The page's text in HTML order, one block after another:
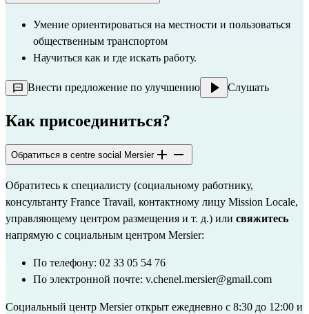
Умение ориентироваться на местности и пользоваться
общественным транспортом
Научиться как и где искать работу.
Внести предложение по улучшению Слушать
Как присоединиться?
Обратиться в centre social Mersier
Обратитесь к специалисту (социальному работнику,
консультанту France Travail, контактному лицу Mission Locale,
управляющему центром размещения и т. д.) или
напрямую с социальным центром Mersier:
По телефону: 02 33 05 54 76
По электронной почте: v.chenel.mersier@gmail.com
Социальный центр Mersier открыт ежедневно с 8:30 до 12:00 и